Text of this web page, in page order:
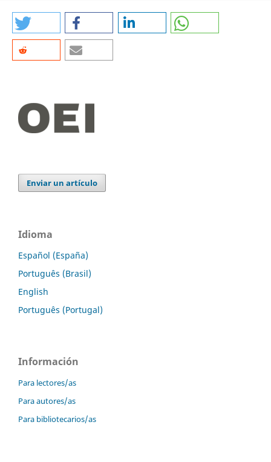
Enviar un artículo
Idioma
Español (España)
Português (Brasil)
English
Português (Portugal)
Información
Para lectores/as
Para autores/as
Para bibliotecarios/as